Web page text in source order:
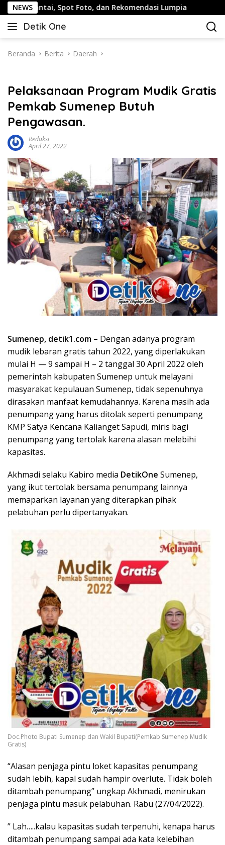
Langsung
ke
konten
NEWS
Foto, dan Rekomendasi Lumpia Panduan Wisata
Detik One
Tajam
Fakta
Beranda Berita Daerah
Pelaksanaan Program Mudik Gratis
Pemkab Sumenep Butuh
Pengawasan.
Redaksi
April 27, 2022
Sumenep, detik1.com – Dengan adanya program
mudik lebaran gratis tahun 2022, yang diperlakukan
mulai H — 9 sampai H – 2 tanggal 30 April 2022 oleh
pemerintah kabupaten Sumenep untuk melayani
masyarakat kepulauan Sumenep, tidak sepenuhnya
dirasakan manfaat kemudahannya. Karena masih ada
penumpang yang harus ditolak seperti penumpang
KMP Satya Kencana Kalianget Sapudi, miris bagi
penumpang yang tertolak karena alasan melebihi
kapasitas.
Akhmadi selaku Kabiro media DetikOne Sumenep,
yang ikut tertolak bersama penumpang lainnya
memaparkan layanan yang diterapkan pihak
pelabuhan perlu dipertanyakan.
Doc.Photo Bupati Sumenep dan Wakil Bupati(Pemkab Sumenep Mudik
Gratis)
“Alasan penjaga pintu loket kapasitas penumpang
sudah lebih, kapal sudah hampir overlute. Tidak boleh
ditambah penumpang” ungkap Akhmadi, menirukan
penjaga pintu masuk pelabuhan. Rabu (27/04/2022).
” Lah…..kalau kapasitas sudah terpenuhi, kenapa harus
ditambah penumpang sampai ada kata kelebihan